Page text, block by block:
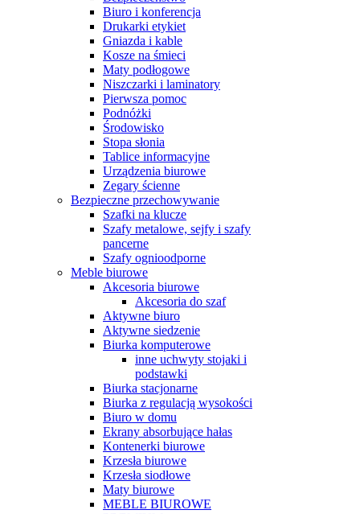
Biuro i konferencja
Drukarki etykiet
Gniazda i kable
Kosze na śmieci
Maty podłogowe
Niszczarki i laminatory
Pierwsza pomoc
Podnóżki
Środowisko
Stopa słonia
Tablice informacyjne
Urządzenia biurowe
Zegary ścienne
Bezpieczne przechowywanie
Szafki na klucze
Szafy metalowe, sejfy i szafy
pancerne
Szafy ognioodporne
Meble biurowe
Akcesoria biurowe
Akcesoria do szaf
Aktywne biuro
Aktywne siedzenie
Biurka komputerowe
inne uchwyty stojaki i
podstawki
Biurka stacjonarne
Biurka z regulacją wysokości
Biuro w domu
Ekrany absorbujące hałas
Kontenerki biurowe
Krzesła biurowe
Krzesła siodłowe
Maty biurowe
MEBLE BIUROWE